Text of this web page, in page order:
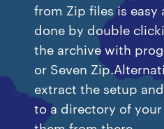
from Zip files is easy
done by double
the archive with
or Seven
extract the setup
to a directory of